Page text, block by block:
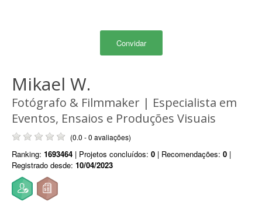
Convidar
Mikael W.
Fotógrafo & Filmmaker | Especialista em
Eventos, Ensaios e Produções Visuais
(0.0 - 0 avaliações)
Ranking: 1693464 | Projetos concluídos: 0 | Recomendações: 0 |
Registrado desde: 10/04/2023